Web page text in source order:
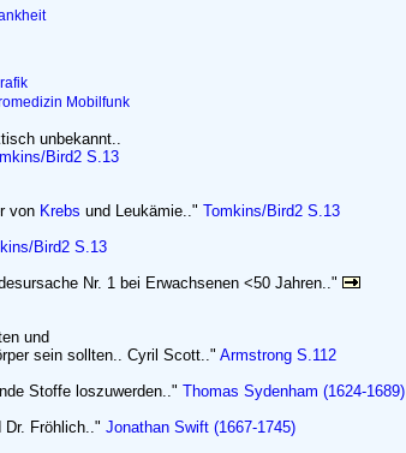
Mobilfunk
unbekannt..
Bird2 S.13
von Krebs und Leukämie.." Tomkins/Bird2 S.13
Bird2 S.13
Nr. 1 bei Erwachsenen <50 Jahren.."
und
sein sollten.. Cyril Scott.." Armstrong S.112
Stoffe loszuwerden.." Thomas Sydenham (1624-1689)
Dr. Fröhlich.." Jonathan Swift (1667-1745)